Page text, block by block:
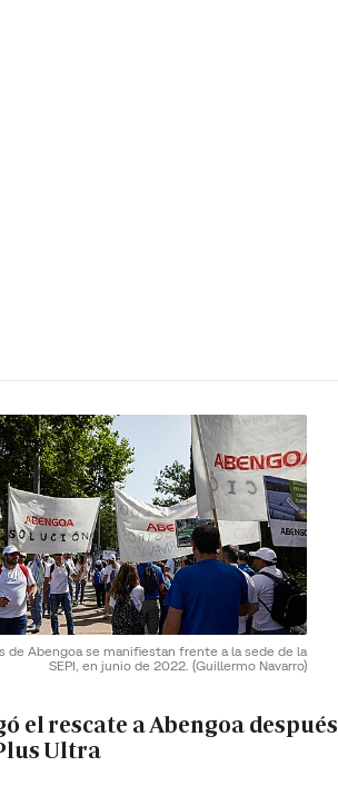
de Abengoa se manifiestan frente a la sede de la
SEPI, en junio de 2022. (Guillermo Navarro)
el rescate a Abengoa después
Ultra